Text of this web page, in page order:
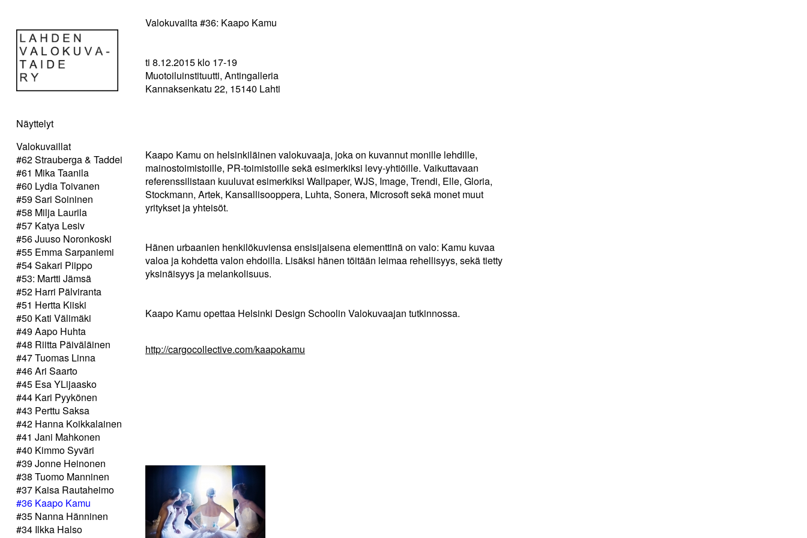
Näyttelyt
Valokuvaillat
#62 Strauberga & Taddei
#61 Mika Taanila
#60 Lydia Toivanen
#59 Sari Soininen
#58 Milja Laurila
#57 Katya Lesiv
#56 Juuso Noronkoski
#55 Emma Sarpaniemi
#54 Sakari Piippo
#53: Martti Jämsä
#52 Harri Pälviranta
#51 Hertta Kiiski
#50 Kati Välimäki
#49 Aapo Huhta
#48 Riitta Päiväläinen
#47 Tuomas Linna
#46 Ari Saarto
#45 Esa YLijaasko
#44 Kari Pyykönen
#43 Perttu Saksa
#42 Hanna Koikkalainen
#41 Jani Mahkonen
#40 Kimmo Syväri
#39 Jonne Heinonen
#38 Tuomo Manninen
#37 Kaisa Rautaheimo
#36 Kaapo Kamu
#35 Nanna Hänninen
#34 Ilkka Halso
Valokuvailta #36: Kaapo Kamu
ti 8.12.2015 klo 17-19
Muotoiluinstituutti, Antingalleria
Kannaksenkatu 22, 15140 Lahti
Kaapo Kamu on helsinkiläinen valokuvaaja, joka on kuvannut monille lehdille,
mainostoimistoille, PR-toimistoille sekä esimerkiksi levy-yhtiöille. Vaikuttavaan
referenssilistaan kuuluvat esimerkiksi Wallpaper, WJS, Image, Trendi, Elle, Gloria,
Stockmann, Artek, Kansallisooppera, Luhta, Sonera, Microsoft sekä monet muut
yritykset ja yhteisöt.
Hänen urbaanien henkilökuviensa ensisijaisena elementtinä on valo: Kamu kuvaa
valoa ja kohdetta valon ehdoilla. Lisäksi hänen töitään leimaa rehellisyys, sekä tietty
yksinäisyys ja melankolisuus.
Kaapo Kamu opettaa Helsinki Design Schoolin Valokuvaajan tutkinnossa.
http://cargocollective.com/kaapokamu